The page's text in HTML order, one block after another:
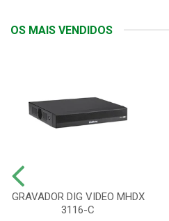
OS MAIS VENDIDOS
GRAVADOR DIG VIDEO MHDX
3116-C